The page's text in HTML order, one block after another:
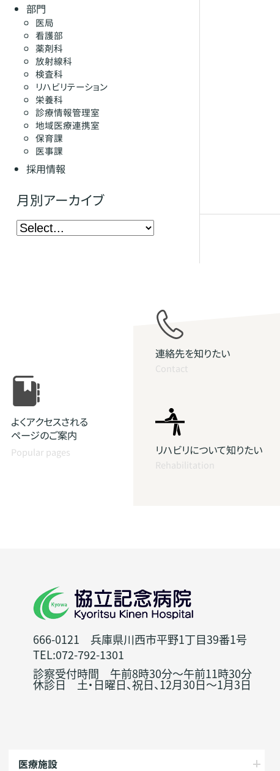
部門
医局
看護部
薬剤科
放射線科
検査科
リハビリテーション
栄養科
診療情報管理室
地域医療連携室
保育課
医事課
採用情報
月別アーカイブ
よくアクセスされる
ページのご案内
Popular pages
連絡先を知りたい
Contact
リハビリについて知りたい
Rehabilitation
666-0121 兵庫県川西市平野1丁目39番1号
TEL:072-792-1301
診察受付時間 午前8時30分～午前11時30分
休診日 土・日曜日、祝日、12月30日～1月3日
医療施設